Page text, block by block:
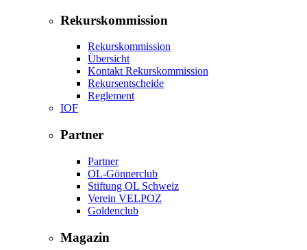
Rekurskommission
Rekurskommission
Übersicht
Kontakt Rekurskommission
Rekursentscheide
Reglement
IOF
Partner
Partner
OL-Gönnerclub
Stiftung OL Schweiz
Verein VELPOZ
Goldenclub
Magazin